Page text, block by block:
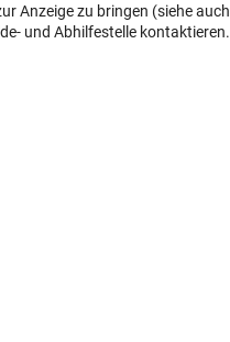
Anzeige zu bringen (siehe auch
und Abhilfestelle kontaktieren.